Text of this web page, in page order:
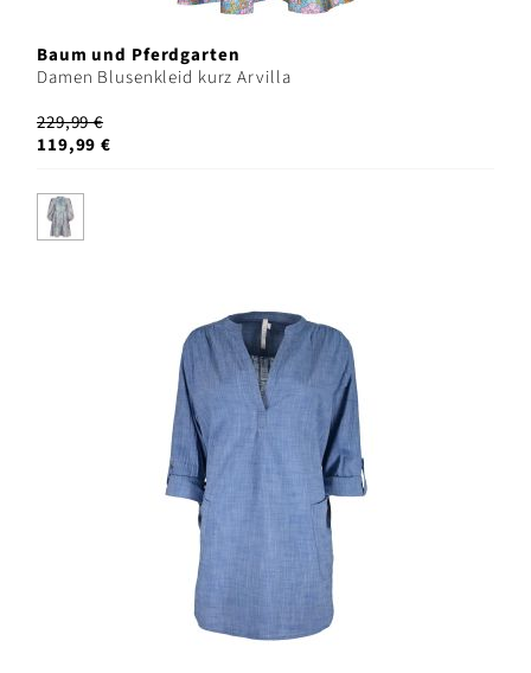
Baum und Pferdgarten
Damen Blusenkleid kurz Arvilla
229,99 €
119,99 €